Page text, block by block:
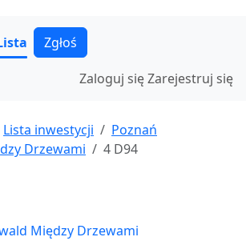
Zgłoś
Zaloguj sięZarejestruj się
Lista inwestycji
Poznań
Drzewami
4 D94
Między Drzewami